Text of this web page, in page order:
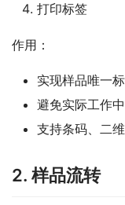
打印标签
作用：
实现样品唯一
避免实际工作
支持条码、二
2. 样品流转